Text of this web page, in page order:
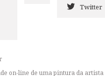
Twitter
on-line de uma pintura da